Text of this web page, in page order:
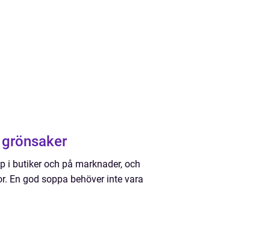
i butiker och på marknader, och
En god soppa behöver inte vara